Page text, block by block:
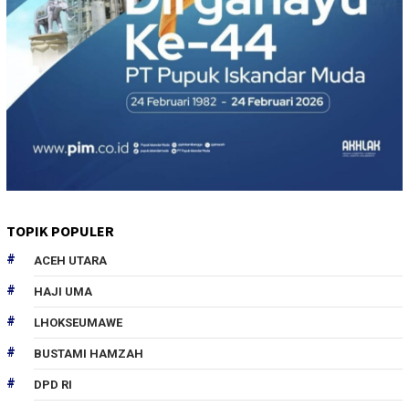
TOPIK POPULER
ACEH UTARA
HAJI UMA
LHOKSEUMAWE
BUSTAMI HAMZAH
DPD RI